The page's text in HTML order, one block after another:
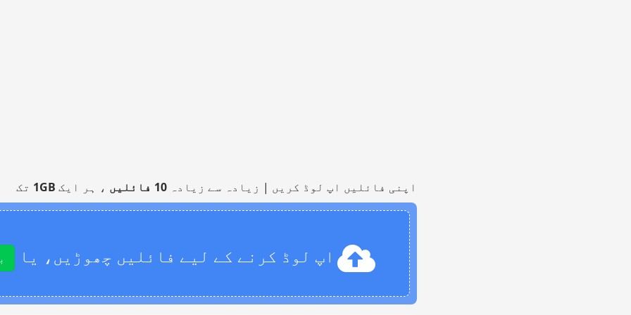
اپنی فائلیں اپ لوڈ کریں | زیادہ سے زیادہ 10 فائلیں ، ہر ایک 1GB تک
اپ لوڈ کرنے کے لیے فائلیں چھوڑیں، یا